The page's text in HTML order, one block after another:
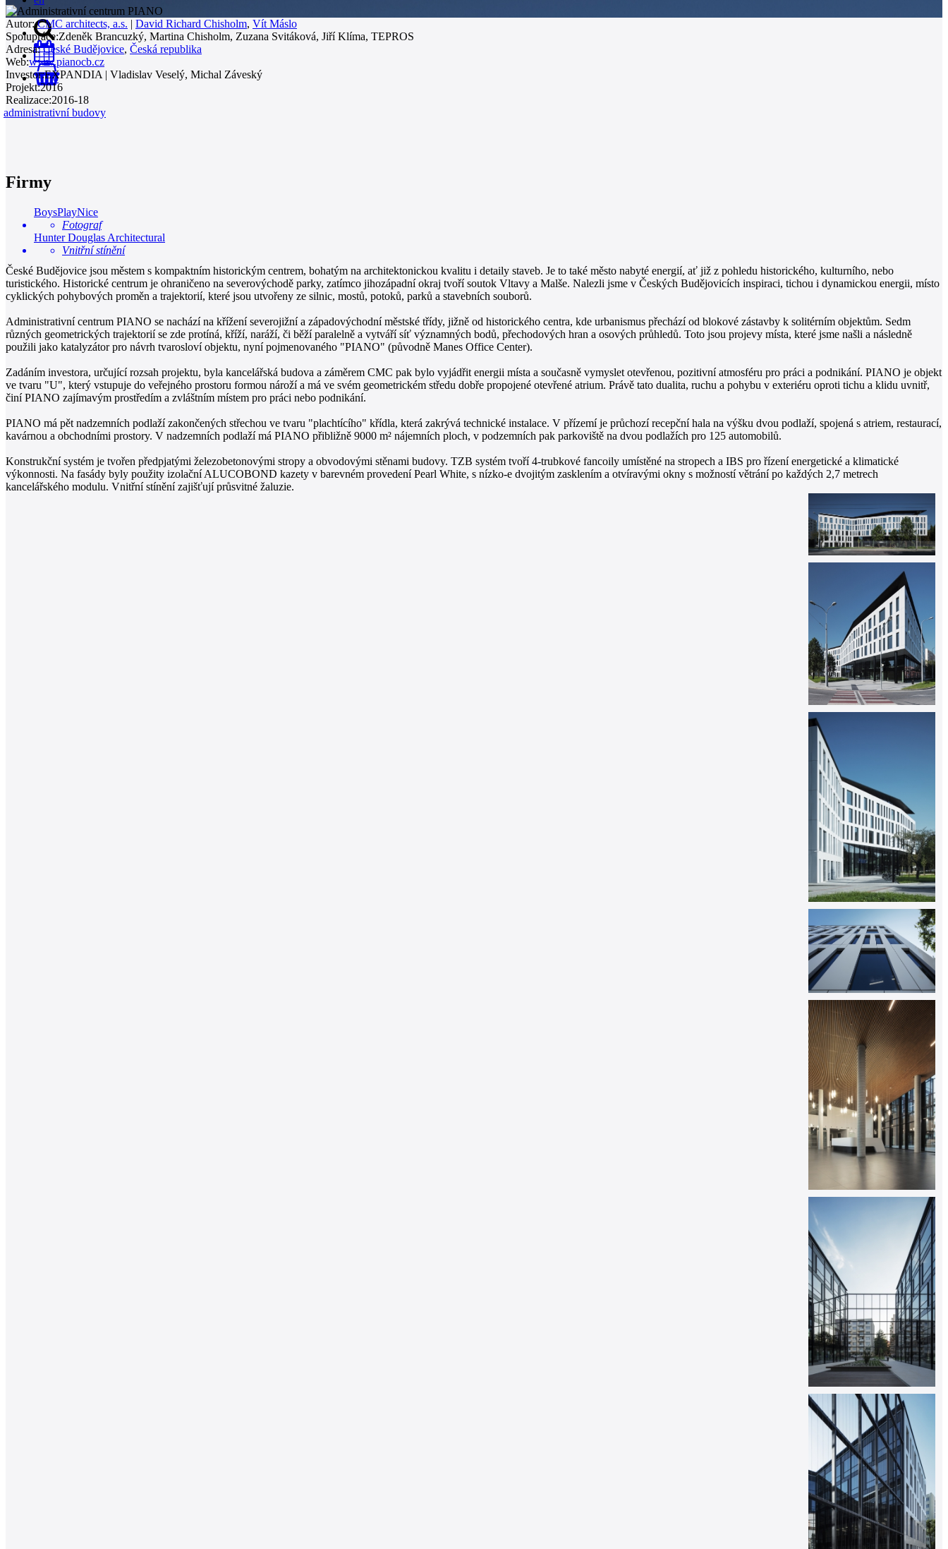
0
Autor: CMC architects, a.s. | David Richard Chisholm, Vít Máslo
Spolupráce:Zdeněk Brancuzký, Martina Chisholm, Zuzana Svitáková, Jiří Klíma, TEPROS
Adresa: České Budějovice, Česká republika
Web:www.pianocb.cz
Investor:EXPANDIA | Vladislav Veselý, Michal Záveský
Projekt:2016
Realizace:2016-18
administrativní budovy
Firmy
BoysPlayNice
Fotograf
Hunter Douglas Architectural
Vnitřní stínění
České Budějovice jsou městem s kompaktním historickým centrem, bohatým na architektonickou kvalitu i detaily staveb. Je to také město nabyté energií, ať již z pohledu historického, kulturního, nebo
turistického. Historické centrum je ohraničeno na severovýchodě parky, zatímco jihozápadní okraj tvoří soutok Vltavy a Malše. Nalezli jsme v Českých Budějovicích inspiraci, tichou i dynamickou energii, místo
cyklických pohybových proměn a trajektorií, které jsou utvořeny ze silnic, mostů, potoků, parků a stavebních souborů.
Administrativní centrum PIANO se nachází na křížení severojižní a západovýchodní městské třídy, jižně od historického centra, kde urbanismus přechází od blokové zástavby k solitérním objektům. Sedm
různých geometrických trajektorií se zde protíná, kříží, naráží, či běží paralelně a vytváří síť významných bodů, přechodových hran a osových průhledů. Toto jsou projevy místa, které jsme našli a následně
použili jako katalyzátor pro návrh tvarosloví objektu, nyní pojmenovaného "PIANO" (původně Manes Office Center).
Zadáním investora, určující rozsah projektu, byla kancelářská budova a záměrem CMC pak bylo vyjádřit energii místa a současně vymyslet otevřenou, pozitivní atmosféru pro práci a podnikání. PIANO je objekt
ve tvaru "U", který vstupuje do veřejného prostoru formou nároží a má ve svém geometrickém středu dobře propojené otevřené atrium. Právě tato dualita, ruchu a pohybu v exteriéru oproti tichu a klidu uvnitř,
činí PIANO zajímavým prostředím a zvláštním místem pro práci nebo podnikání.
PIANO má pět nadzemních podlaží zakončených střechou ve tvaru "plachtícího" křídla, která zakrývá technické instalace. V přízemí je průchozí recepční hala na výšku dvou podlaží, spojená s atriem, restaurací,
kavárnou a obchodními prostory. V nadzemních podlaží má PIANO přibližně 9000 m² nájemních ploch, v podzemních pak parkoviště na dvou podlažích pro 125 automobilů.
Konstrukční systém je tvořen předpjatými železobetonovými stropy a obvodovými stěnami budovy. TZB systém tvoří 4-trubkové fancoily umístěné na stropech a IBS pro řízení energetické a klimatické
výkonnosti. Na fasády byly použity izolační ALUCOBOND kazety v barevném provedení Pearl White, s nízko-e dvojitým zasklením a otvíravými okny s možností větrání po každých 2,7 metrech
kancelářského modulu. Vnitřní stínění zajišťují průsvitné žaluzie.